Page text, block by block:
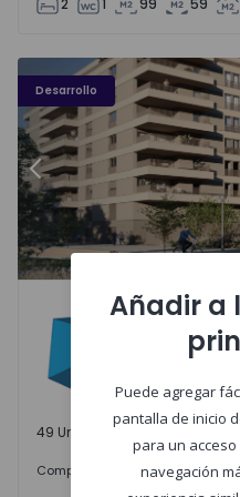
2 1 99 59
Desarrollo
PLENO JARDIM - 3
Anterior
Águas Santas, Porto
PLENO
Águas
49 Unidades disponibles
Comprar 242.000
Añadir a
Puede agregar
pantalla de inicio
para un
navegación